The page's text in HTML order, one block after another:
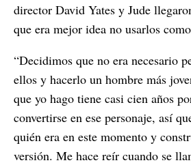
director David Yates y Jude
que era mejor idea no usarlos
“Decidimos que no era necesario
ellos y hacerlo un hombre más
que yo hago tiene casi cien años
convertirse en ese personaje, así
quién era en este momento y
versión. Me hace reír cuando se